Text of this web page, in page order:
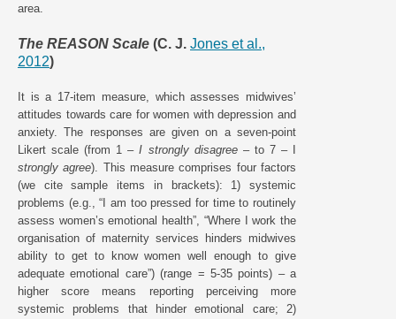
area.
The REASON Scale (C. J. Jones et al.,
2012)
It is a 17-item measure, which assesses midwives’
attitudes towards care for women with depression and
anxiety. The responses are given on a seven-point
Likert scale (from 1 –I strongly disagree– to 7 – I
strongly agree). This measure comprises four factors
(we cite sample items in brackets): 1) systemic
problems (e.g., “I am too pressed for time to routinely
assess women’s emotional health”, “Where I work the
organisation of maternity services hinders midwives
ability to get to know women well enough to give
adequate emotional care”) (range = 5-35 points) – a
higher score means reporting perceiving more
systemic problems that hinder emotional care; 2)